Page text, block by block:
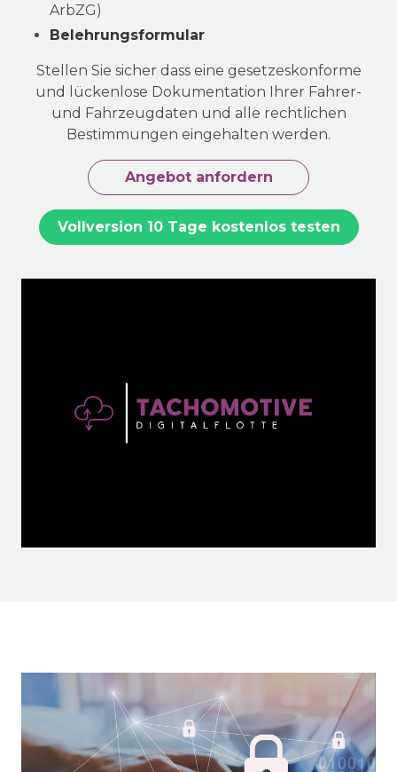
ArbZG)
Belehrungsformular
Stellen Sie sicher dass eine gesetzeskonforme
und lückenlose Dokumentation Ihrer Fahrer-
und Fahrzeugdaten und alle rechtlichen
Bestimmungen eingehalten werden.
Angebot anfordern
Vollversion 10 Tage kostenlos testen